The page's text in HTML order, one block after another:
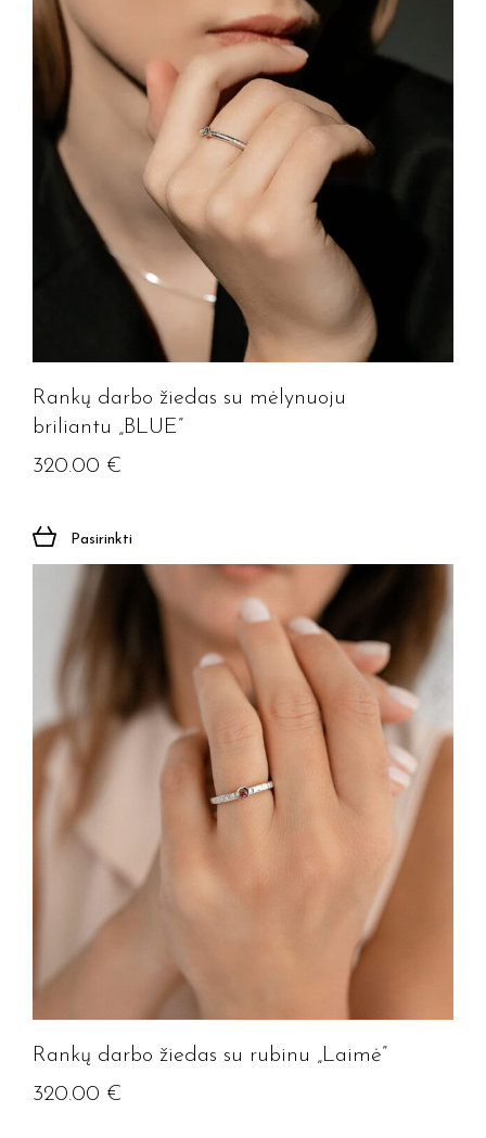
Rankų darbo žiedas su mėlynuoju
briliantu „BLUE”
320.00 €
Pasirinkti
Rankų darbo žiedas su rubinu „Laimė”
320.00 €
Jūsų el. paštas